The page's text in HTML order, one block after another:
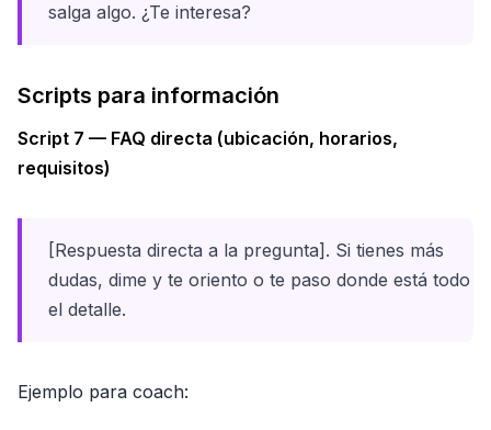
salga algo. ¿Te interesa?
Scripts para información
Script 7 — FAQ directa (ubicación, horarios,
requisitos)
[Respuesta directa a la pregunta]. Si tienes más
dudas, dime y te oriento o te paso donde está todo
el detalle.
Ejemplo para coach: